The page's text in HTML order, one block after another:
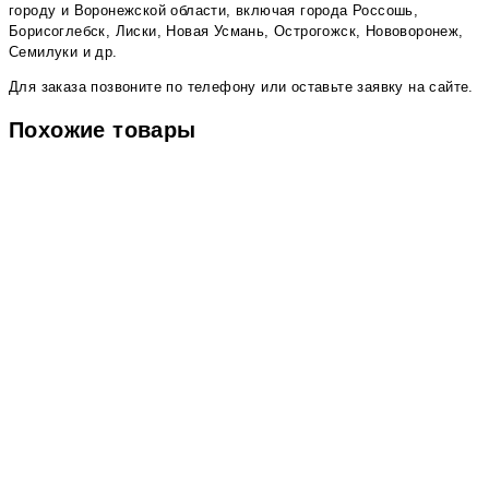
городу и Воронежской области, включая города Россошь,
Борисоглебск, Лиски, Новая Усмань, Острогожск, Нововоронеж,
Семилуки и др.
Для заказа позвоните по телефону или оставьте заявку на сайте.
Похожие товары